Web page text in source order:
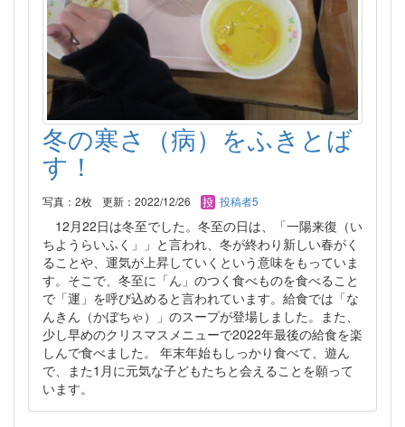
冬の寒さ（病）をふきとば
す！
写真：2枚 更新：2022/12/26 投稿者5
12月22日は冬至でした。冬至の日は、「一陽来復（い
ちようらいふく」」と言われ、冬が終わり新しい春がく
ることや、運気が上昇していくという意味をもっていま
す。そこで、冬至に「ん」のつく食べものを食べること
で「運」を呼び込めると言われています。給食では「な
んきん（かぼちゃ）」のスープが登場しました。また、
少し早めのクリスマスメニューで2022年最後の給食を楽
しんで食べました。 年末年始もしっかり食べて、遊ん
で、また1月に元気な子どもたちと会えることを願って
います。